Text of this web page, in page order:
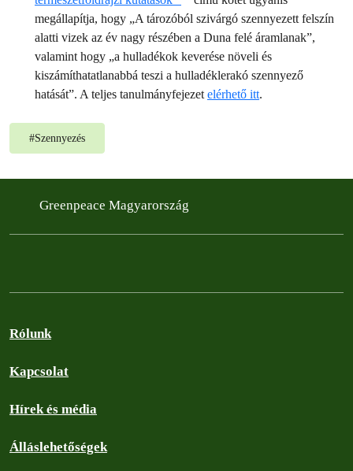
megállapítja, hogy „A tározóból szivárgó szennyezett felszín
alatti vizek az év nagy részében a Duna felé áramlanak”,
valamint hogy „a hulladékok keverése növeli és
kiszámíthatatlanabbá teszi a hulladéklerakó szennyező
hatását”. A teljes tanulmányfejezetelérhető itt.
#Szennyezés
Greenpeace Magyarország
Rólunk
Kapcsolat
Hírek és média
Álláslehetőségek